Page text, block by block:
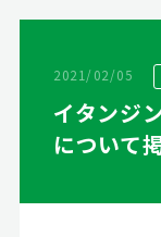
2021/02/05
イタンジ
について